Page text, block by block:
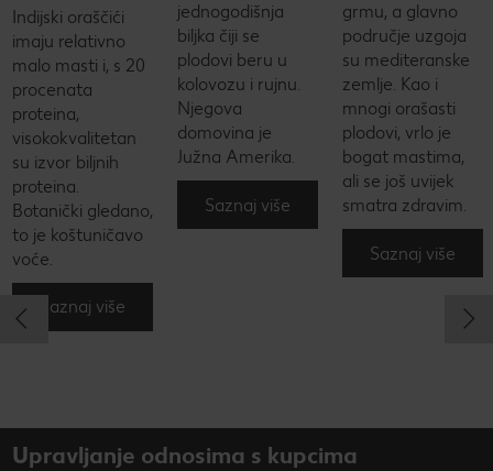
Indijski oraščići
imaju relativno
malo masti i, s 20
procenata
proteina,
visokokvalitetan
su izvor biljnih
proteina.
Botanički gledano,
to je koštuničavo
voće.
Saznaj više
jednogodišnja
biljka čiji se
plodovi beru u
kolovozu i rujnu.
Njegova
domovina je
Južna Amerika.
Saznaj više
grmu, a glavno
područje uzgoja
su mediteranske
zemlje. Kao i
mnogi orašasti
plodovi, vrlo je
bogat mastima,
ali se još uvijek
smatra zdravim.
Saznaj više
Upravljanje odnosima s kupcima